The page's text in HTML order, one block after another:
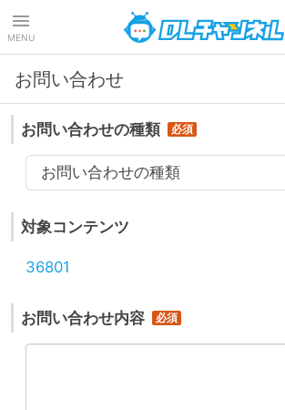
MENU
お問い合わせ
お問い合わせの種類
お問い合わせの種類
対象コンテンツ
36801
お問い合わせ内容